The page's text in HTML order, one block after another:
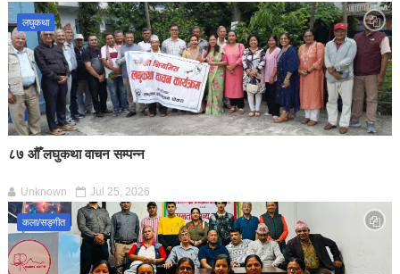
लघुकथा
८७ औँ लघुकथा वाचन सम्पन्न
Unknown Jul 25, 2026
कला/सङ्गीत